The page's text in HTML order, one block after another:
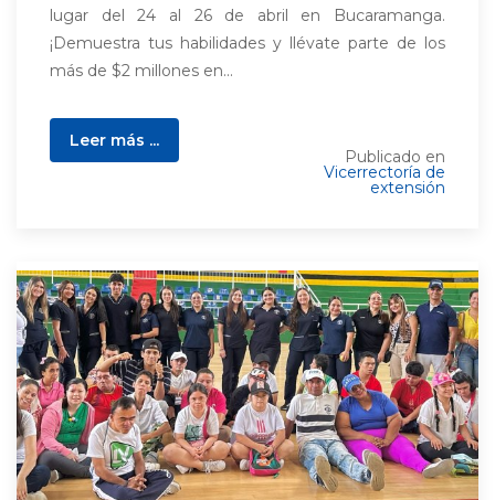
lugar del 24 al 26 de abril en Bucaramanga.
¡Demuestra tus habilidades y llévate parte de los
más de $2 millones en...
Leer más ...
Publicado en
Vicerrectoría de
extensión